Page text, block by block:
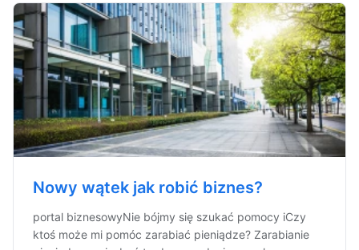
Nowy wątek jak robić biznes?
portal biznesowyNie bójmy się szukać pomocy iCzy
ktoś może mi pomóc zarabiać pieniądze? Zarabianie